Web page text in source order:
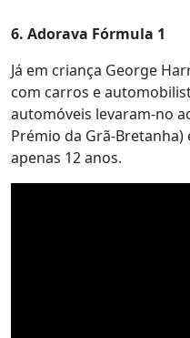
6. Adorava Fórmula 1
Já em criança George
com carros e
automóveis levaram-no
Prémio da Grã-
apenas 12 anos.